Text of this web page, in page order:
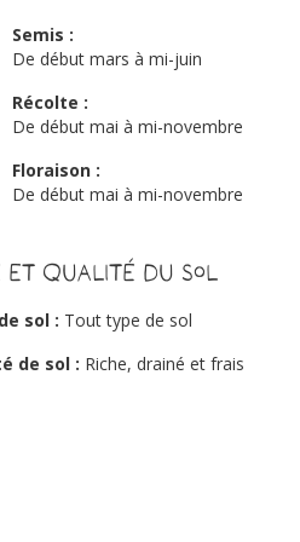
Semis :
De début mars à mi-juin
Récolte :
De début mai à mi-novembre
Floraison :
De début mai à mi-novembre
et qualité du sol
sol : Tout type de sol
de sol : Riche, drainé et frais